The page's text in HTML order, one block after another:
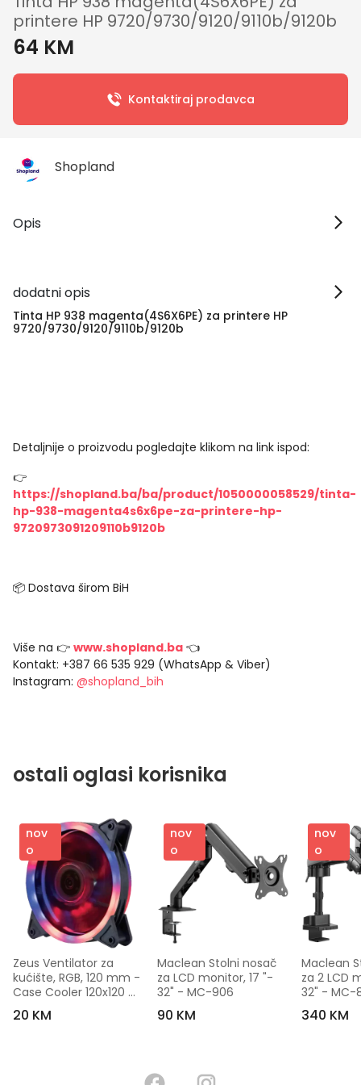
printere HP 9720/9730/9120/9110b/9120b
64 KM
Kontaktiraj prodavca
Shopland
Opis
dodatni opis
Tinta HP 938 magenta(4S6X6PE) za printere HP
9720/9730/9120/9110b/9120b
Detaljnije o proizvodu pogledajte klikom na link ispod:
👉
https://shopland.ba/ba/product/1050000058529/tinta-
hp-938-magenta4s6x6pe-za-printere-hp-
9720973091209110b9120b
📦 Dostava širom BiH
Više na 👉 www.shopland.ba 👈
Kontakt: +387 66 535 929 (WhatsApp & Viber)
Instagram: @shopland_bih
ostali oglasi korisnika
nov
o
Zeus Ventilator za
kućište, RGB, 120 mm -
Case Cooler 120x120
Dual Ring RGB
20 KM
nov
o
Maclean Stolni nosač
za LCD monitor, 17 "-
32" - MC-906
90 KM
nov
o
Maclean
za 2 LCD
32" - MC-
340 KM